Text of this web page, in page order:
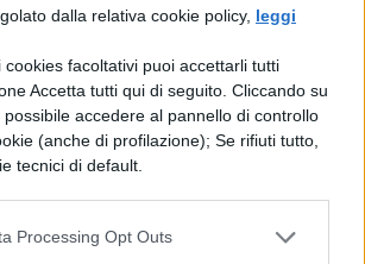
dalla relativa cookie policy, leggi
cookies facoltativi puoi accettarli tutti
Accetta tutti qui di seguito. Cliccando su
accedere al pannello di controllo
(anche di profilazione); Se rifiuti tutto,
tecnici di default.
Processing Opt Outs
di vita
centrali della canzone di Olly
paradossale di non vivere
riconosciute.
“E ora che